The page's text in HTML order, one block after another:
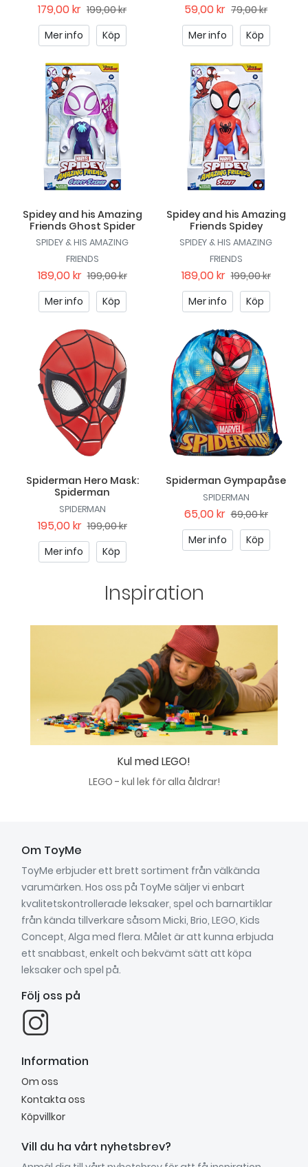
179,00 kr 199,00 kr
Mer info
Köp
59,00 kr 79,00 kr
Mer info
Köp
Spidey and his Amazing
Friends Ghost Spider
SPIDEY & HIS AMAZING
FRIENDS
189,00 kr 199,00 kr
Mer info
Köp
Spidey and his Amazing
Friends Spidey
SPIDEY & HIS AMAZING
FRIENDS
189,00 kr 199,00 kr
Mer info
Köp
Spiderman Hero Mask:
Spiderman
SPIDERMAN
195,00 kr 199,00 kr
Mer info
Köp
Spiderman Gympapåse
SPIDERMAN
65,00 kr 69,00 kr
Mer info
Köp
Inspiration
Kul med LEGO!
LEGO - kul lek för alla åldrar!
Om ToyMe
ToyMe erbjuder ett brett sortiment från välkända
varumärken. Hos oss på ToyMe säljer vi enbart
kvalitetskontrollerade leksaker, spel och barnartiklar
från kända tillverkare såsom Micki, Brio, LEGO, Kids
Concept, Alga med flera. Målet är att kunna erbjuda
ett snabbast, enkelt och bekvämt sätt att köpa
leksaker och spel på.
Följ oss på
Information
Om oss
Kontakta oss
Köpvillkor
Vill du ha vårt nyhetsbrev?